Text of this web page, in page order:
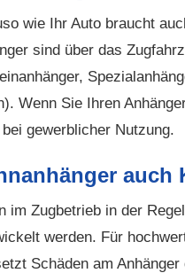
wie Ihr Auto braucht
sind über das
Wenn Sie Ihren
gewerblicher Nutzung.
auch
im Zugbetrieb in der
werden. Für
Schäden am